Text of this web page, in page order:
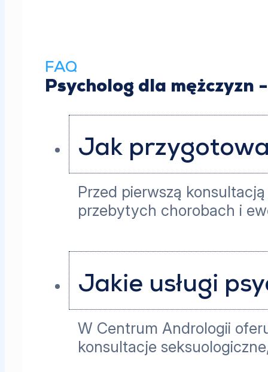
FAQ
Psycholog dla
Jak
Przed pierwszą
przebytych chorobach i
Jakie usługi
W Centrum Andrologii
konsultacje